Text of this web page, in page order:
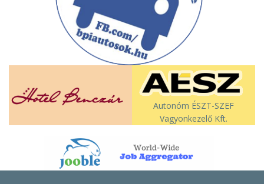
Autonóm ÉSZT-SZEF
Vagyonkezelő Kft.